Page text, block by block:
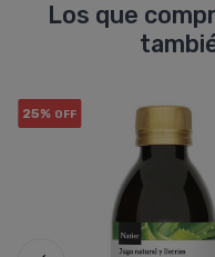
Los que
25% OFF